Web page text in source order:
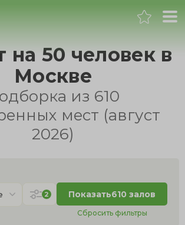
на 50 человек в
Москве
из 610
мест (август
2026)
2 Показать610 залов
Сбросить фильтры